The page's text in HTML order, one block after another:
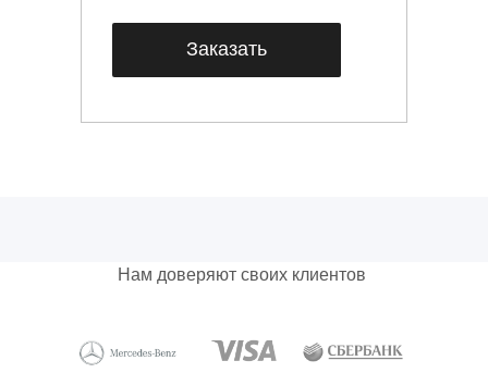
Заказать
Нам доверяют своих клиентов